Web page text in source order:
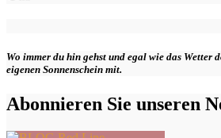
Wo immer du hin gehst und egal wie das Wetter
eigenen Sonnenschein mit.
Abonnieren Sie unseren